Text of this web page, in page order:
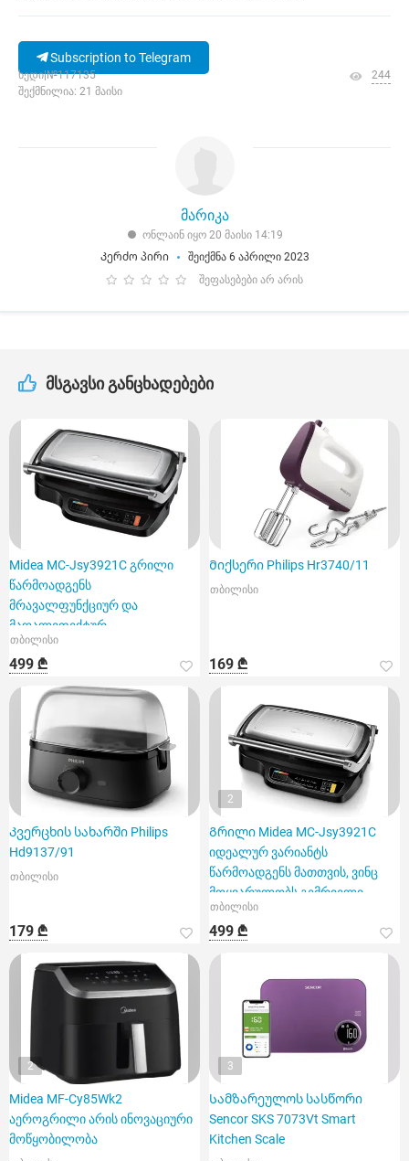
Subscription to Telegram
ხედი|№117135
შექმნილია: 21 მაისი
244
მარიკა
ონლაინ იყო 20 მაისი 14:19
Კერძო პირი
შეიქმნა 6 აპრილი 2023
შეფასებები არ არის
მსგავსი განცხადებები
Midea MC-Jsy3921C გრილი
წარმოადგენს
მრავალფუნქციურ და
მაღალეფექტურ
მოწყობილობას
თბილისი
499 ₾
Მიქსერი Philips Hr3740/11
თბილისი
169 ₾
Კვერცხის სახარში Philips
Hd9137/91
თბილისი
179 ₾
2
Გრილი Midea MC-Jsy3921C
იდეალურ ვარიანტს
წარმოადგენს მათთვის, ვინც
მოყვარულობს გემრიელი
კერძების სწრ
თბილისი
499 ₾
2
Midea MF-Cy85Wk2
აეროგრილი არის ინოვაციური
მოწყობილობა
3
Სამზარეულოს სასწორი
Sencor SKS 7073Vt Smart
Kitchen Scale